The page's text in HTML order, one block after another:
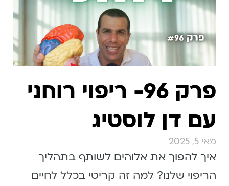
פרק 96- ריפוי רוחני
עם דן לוסטיג
מאי 5, 2025
איך להפוך את אלוהים לשותף בתהליך
הריפוי שלנו? למה זה קריטי בכלל לחיים